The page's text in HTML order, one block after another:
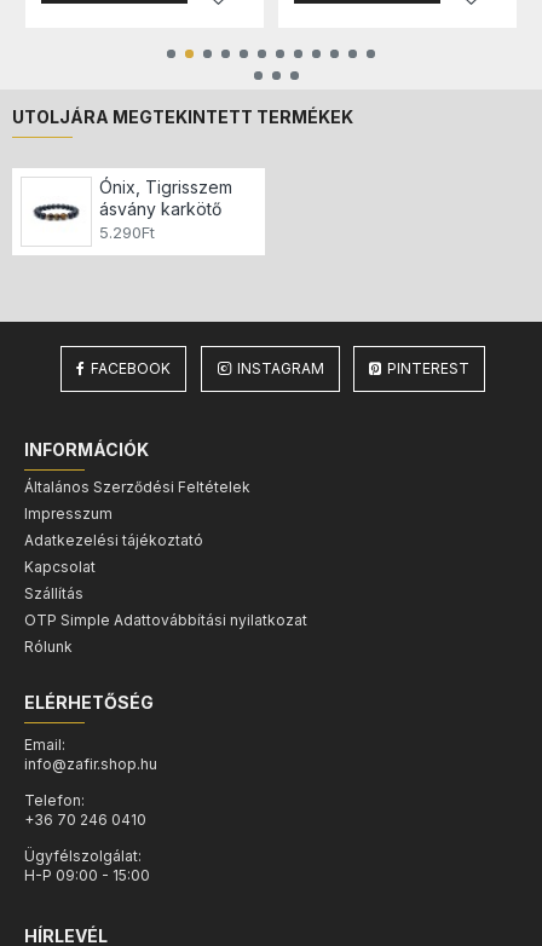
UTOLJÁRA MEGTEKINTETT TERMÉKEK
Ónix, Tigrisszem
ásvány karkötő
5.290Ft
FACEBOOK INSTAGRAM PINTEREST
INFORMÁCIÓK
Általános Szerződési Feltételek
Impresszum
Adatkezelési tájékoztató
Kapcsolat
Szállítás
OTP Simple Adattovábbítási nyilatkozat
Rólunk
ELÉRHETŐSÉG
Email:
info@zafir.shop.hu
Telefon:
+36 70 246 0410
Ügyfélszolgálat:
H-P 09:00 - 15:00
HÍRLEVÉL